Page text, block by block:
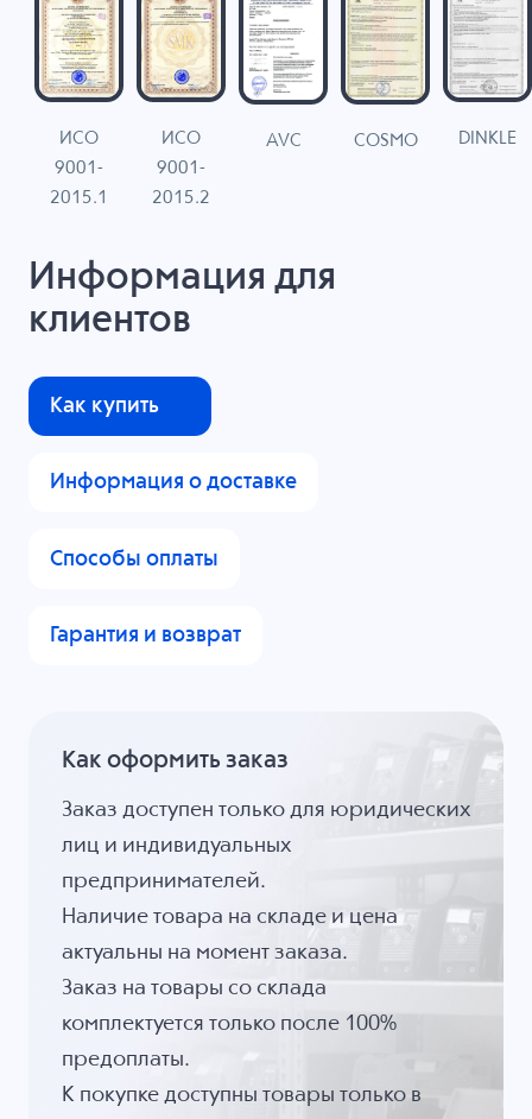
ИСО
9001-
2015.1
ИСО
9001-
2015.2
AVC COSMO DINKLE
Информация для
клиентов
Как купить
Информация о доставке
Способы оплаты
Гарантия и возврат
Как оформить заказ
Заказ доступен только для юридических
лиц и индивидуальных
предпринимателей.
Наличие товара на складе и цена
актуальны на момент заказа.
Заказ на товары со склада
комплектуется только после 100%
предоплаты.
К покупке доступны товары только в